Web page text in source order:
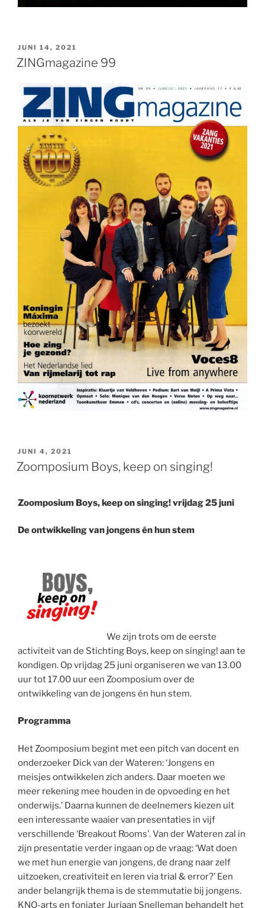
GEPLAATST
OP
JUNI 14, 2021
ZINGmagazine 99
GEPLAATST
OP
JUNI 4, 2021
Zoomposium Boys, keep on singing!
Zoomposium Boys, keep on singing! vrijdag 25 juni
De ontwikkeling van jongens én hun stem
We zijn trots om de eerste
activiteit van de Stichting Boys, keep on singing! aan te
kondigen. Op vrijdag 25 juni organiseren we van 13.00
uur tot 17.00 uur een Zoomposium over de
ontwikkeling van de jongens én hun stem.
Programma
Het Zoomposium begint met een pitch van docent en
onderzoeker Dick van der Wateren: ‘Jongens en
meisjes ontwikkelen zich anders. Daar moeten we
meer rekening mee houden in de opvoeding en het
onderwijs.’ Daarna kunnen de deelnemers kiezen uit
een interessante waaier van presentaties in vijf
verschillende ‘Breakout Rooms’. Van der Wateren zal in
zijn presentatie verder ingaan op de vraag: ‘Wat doen
we met hun energie van jongens, de drang naar zelf
uitzoeken, creativiteit en leren via trial & error?’ Een
ander belangrijk thema is de stemmutatie bij jongens.
KNO-arts en foniater Jurjaan Snelleman behandelt het